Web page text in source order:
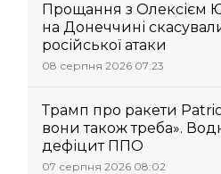
Прощання з Олексієм
на Донеччині
російської атаки
08 серпня 2026 07:23
Трамп про ракети
вони також треба».
дефіцит ППО
07 серпня 2026 08:02